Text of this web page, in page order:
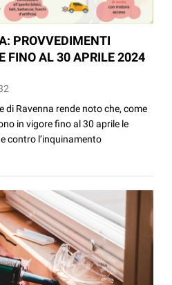
PROVVEDIMENTI
FINO AL 30 APRILE 2024
di Ravenna rende noto che, come
in vigore fino al 30 aprile le
contro l’inquinamento